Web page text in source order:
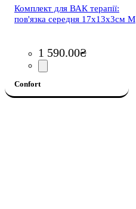
Комплект для ВАК терапії:
пов'язка середня 17х13х3см M
1 590.00₴
Confort